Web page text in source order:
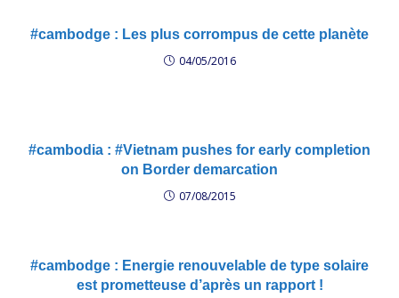
#cambodge : Les plus corrompus de cette planète
04/05/2016
#cambodia : #Vietnam pushes for early completion
on Border demarcation
07/08/2015
#cambodge : Energie renouvelable de type solaire
est prometteuse d’après un rapport !